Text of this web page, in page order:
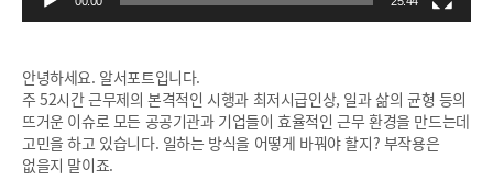
안녕하세요. 알서포트입니다.
주 52시간 근무제의 본격적인 시행과 최저시급인상, 일과 삶의 균형 등의
뜨거운 이슈로 모든 공공기관과 기업들이 효율적인 근무 환경을 만드는데
고민을 하고 있습니다. 일하는 방식을 어떻게 바꿔야 할지? 부작용은
없을지 말이죠.